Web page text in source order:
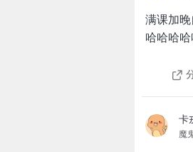
满课加
哈哈哈
卡
魔